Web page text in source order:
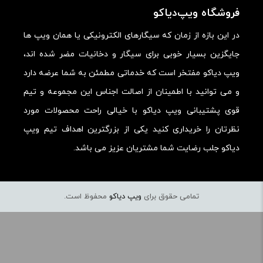
فروشگاه ویپ‌دیاکو
در این بازه از زمان که سیگارهای الکترونیکی یا همان ویپ ها
جایگزین بسیار خوبی برای سیگار و دخانیات مضر شده اند،
ویپ دیاکو مفتخر است که خدماتی مطمئن به شما عرضه دارد
و می توانید با اطمینان از اصالت اجناس این مجموعه و تیم
قوی پشتیبانی ویپ دیاکو با خیالی راحت محصولات مورد
نظرتان را خریداری کنید یکی از بزرگترین اهداف تیم ویپ
دیاکو جلب رضایت شما مشتریان عزیز می باشد.
تمامی حقوق برای ویپ دیاکو محفوظ است.